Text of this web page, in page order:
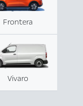
Frontera
Vivaro